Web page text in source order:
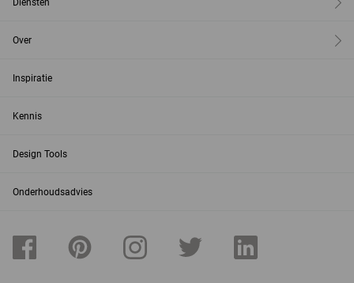
Diensten
Over
Inspiratie
Kennis
Design Tools
Onderhoudsadvies